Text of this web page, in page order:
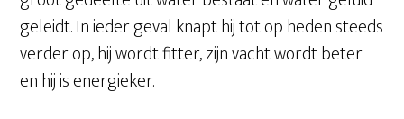
geleidt. In ieder geval knapt hij tot op heden steeds
verder op, hij wordt fitter, zijn vacht wordt beter
en hij is energieker.